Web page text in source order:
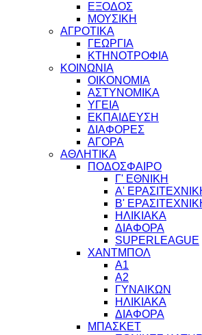
ΕΞΟΔΟΣ
ΜΟΥΣΙΚΗ
ΑΓΡΟΤΙΚΑ
ΓΕΩΡΓΙΑ
ΚΤΗΝΟΤΡΟΦΙΑ
ΚΟΙΝΩΝΙΑ
ΟΙΚΟΝΟΜΙΑ
ΑΣΤΥΝΟΜΙΚΑ
ΥΓΕΙΑ
ΕΚΠΑΙΔΕΥΣΗ
ΔΙΑΦΟΡΕΣ
ΑΓΟΡΑ
ΑΘΛΗΤΙΚΑ
ΠΟΔΟΣΦΑΙΡΟ
Γ' ΕΘΝΙΚΗ
Α'
Β'
ΗΛΙΚΙΑΚΑ
ΔΙΑΦΟΡΑ
SUPERLEAGUE
ΧΑΝΤΜΠΟΛ
Α1
Α2
ΓΥΝΑΙΚΩΝ
ΗΛΙΚΙΑΚΑ
ΔΙΑΦΟΡΑ
ΜΠΑΣΚΕΤ